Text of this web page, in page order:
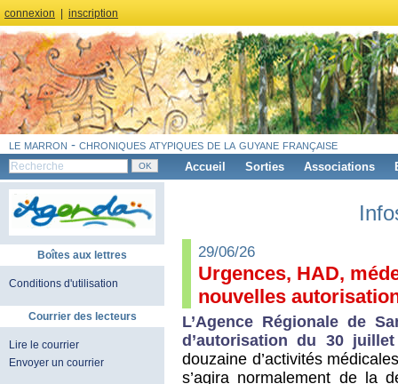
connexion inscription
le marron - chroniques atypiques de la guyane française
Accueil Sorties Associations
Boîtes aux lettres
Conditions d'utilisation
Courrier des lecteurs
Lire le courrier
Envoyer un courrier
29/06/26
Urgences, HAD,
nouvelles
L’Agence Régionale de
d’autorisation du 30
douzaine d’activités
s’agira normalement de la